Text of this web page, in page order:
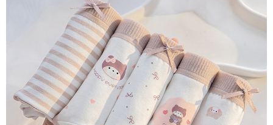
每筆NT$80，滿NT$2,000(含以上)免運費